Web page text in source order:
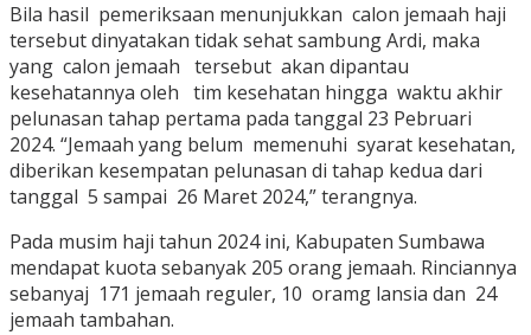
Bila hasil pemeriksaan menunjukkan calon jemaah haji
tersebut dinyatakan tidak sehat sambung Ardi, maka
yang calon jemaah tersebut akan dipantau
kesehatannya oleh tim kesehatan hingga waktu akhir
pelunasan tahap pertama pada tanggal 23 Pebruari
2024. “Jemaah yang belum memenuhi syarat kesehatan,
diberikan kesempatan pelunasan di tahap kedua dari
tanggal 5 sampai 26 Maret 2024,” terangnya.
Pada musim haji tahun 2024 ini, Kabupaten Sumbawa
mendapat kuota sebanyak 205 orang jemaah. Rinciannya
sebanyaj 171 jemaah reguler, 10 oramg lansia dan 24
jemaah tambahan.